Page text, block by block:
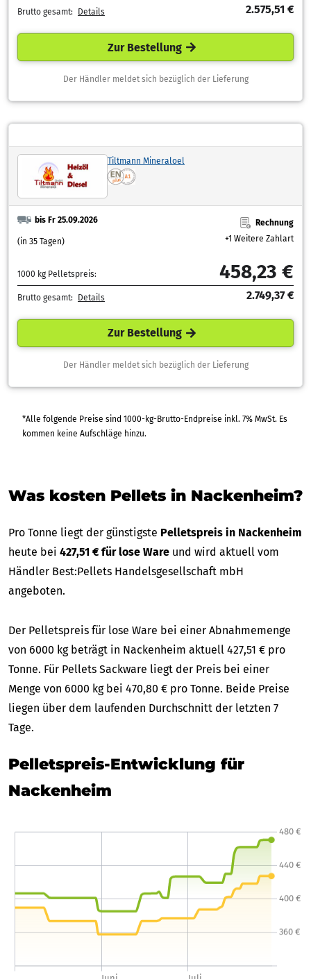
Brutto gesamt: Details 2.575,51 €
Zur Bestellung
Der Händler meldet sich bezüglich der Lieferung
Tiltmann Mineraloel
bis Fr 25.09.2026
(in 35 Tagen)
Rechnung
+1 Weitere Zahlart
1000 kg Pelletspreis: 458,23 €
Brutto gesamt: Details 2.749,37 €
Zur Bestellung
Der Händler meldet sich bezüglich der Lieferung
*Alle folgende Preise sind 1000-kg-Brutto-Endpreise inkl. 7% MwSt. Es
kommen keine Aufschläge hinzu.
Was kosten Pellets in Nackenheim?
Pro Tonne liegt der günstigste Pelletspreis in Nackenheim
heute bei 427,51 € für lose Ware und wird aktuell vom
Händler Best:Pellets Handelsgesellschaft mbH
angeboten.
Der Pelletspreis für lose Ware bei einer Abnahmemenge
von 6000 kg beträgt in Nackenheim aktuell 427,51 € pro
Tonne. Für Pellets Sackware liegt der Preis bei einer
Menge von 6000 kg bei 470,80 € pro Tonne. Beide Preise
liegen über dem laufenden Durchschnitt der letzten 7
Tage.
Pelletspreis-Entwicklung für
Nackenheim